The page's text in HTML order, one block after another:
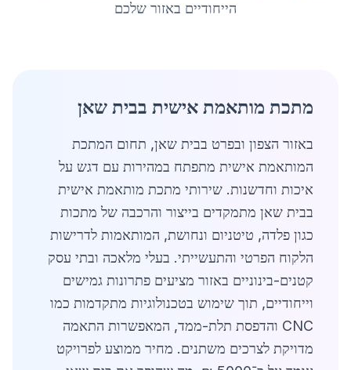
הייחודיים באזור שלכם
מתכת מותאמת אישית בבית שאן
באזור הצפון ובפרט בבית שאן, תחום המתכת
המותאמת אישית מתפתח במהירות עם דגש על
איכות וחדשנות. שירותי מתכת מותאמת אישית
בבית שאן מתמקדים בייצור והרכבה של מתכות
כגון פלדה, טיטניום ונחושת, המותאמות לדרישות
הלקוח הפרטי והתעשייתי. בעלי מלאכה ובתי עסק
קטנים-בינוניים באזור מציעים פתרונות גמישים
וייחודיים, תוך שימוש בטכנולוגיות מתקדמות כמו
CNC והדפסת תלת-ממד, המאפשרות התאמה
מדויקת לצרכים משתנים. מחיר ממוצע לפרויקט